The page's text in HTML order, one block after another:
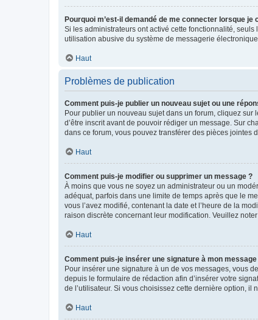
Pourquoi m’est-il demandé de me connecter lorsque
Si les administrateurs ont activé cette fonctionnalité,
utilisation abusive du système de messagerie
Haut
Problèmes de publication
Comment puis-je publier un nouveau sujet ou une
Pour publier un nouveau sujet dans un forum, cliquez
d’être inscrit avant de pouvoir rédiger un message. Sur
dans ce forum, vous pouvez transférer des pièces jointes
Haut
Comment puis-je modifier ou supprimer un message ?
À moins que vous ne soyez un administrateur ou un
adéquat, parfois dans une limite de temps après que le
vous l’avez modifié, contenant la date et l’heure de la
raison discrète concernant leur modification. Veuillez
Haut
Comment puis-je insérer une signature à mon message
Pour insérer une signature à un de vos messages, vous
depuis le formulaire de rédaction afin d’insérer votre
de l’utilisateur. Si vous choisissez cette dernière option, il
Haut